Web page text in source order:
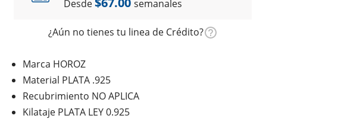
Desde
semanales
¿Aún no tienes tu linea de Crédito?
Marca HOROZ
Material PLATA .925
Recubrimiento NO APLICA
Kilataje PLATA LEY 0.925